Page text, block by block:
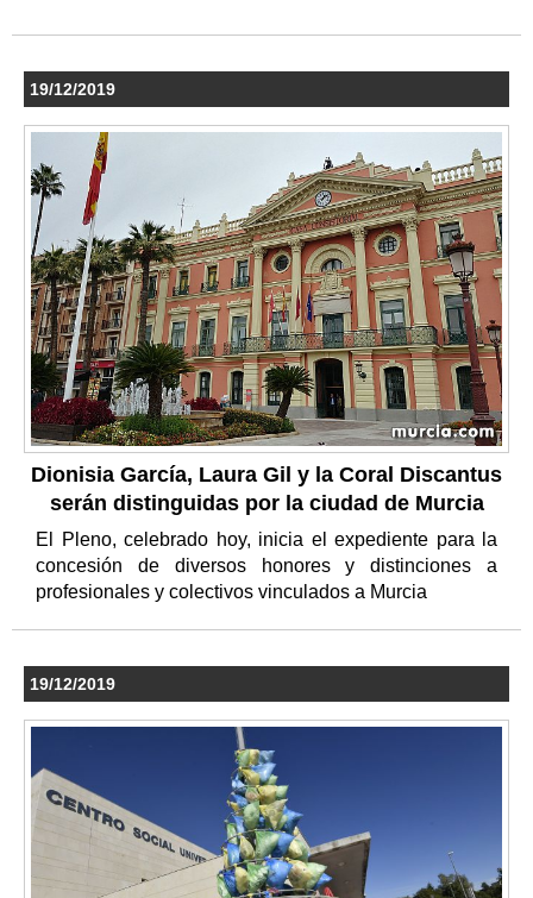
19/12/2019
Dionisia García, Laura Gil y la Coral Discantus
serán distinguidas por la ciudad de Murcia
El Pleno, celebrado hoy, inicia el expediente para la
concesión de diversos honores y distinciones a
profesionales y colectivos vinculados a Murcia
19/12/2019